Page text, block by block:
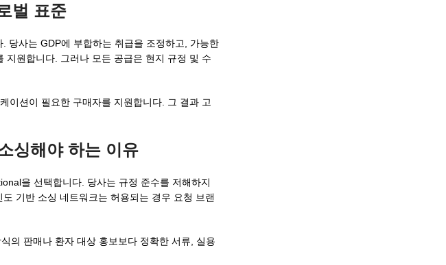
벌 표준
당사는 GDP에 부합하는 취급을 조정하고, 가능한
지원합니다. 그러나 모든 공급은 현지 규정 및 수
이션이 필요한 구매자를 지원합니다. 그 결과 고
싱해야 하는 이유
을 선택합니다. 당사는 규정 준수를 저해하지
기반 소싱 네트워크는 허용되는 경우 요청 브랜
의 판매나 환자 대상 홍보보다 정확한 서류, 실용